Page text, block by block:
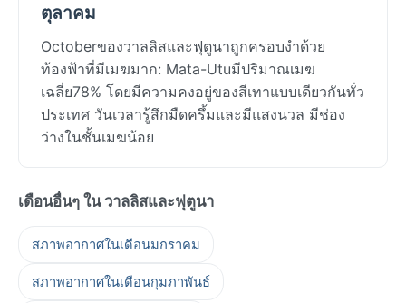
ตุลาคม
Octoberของวาลลิสและฟุตูนาถูกครอบงำด้วย
ท้องฟ้าที่มีเมฆมาก: Mata-Utuมีปริมาณเมฆ
เฉลี่ย78% โดยมีความคงอยู่ของสีเทาแบบเดียวกันทั่ว
ประเทศ วันเวลารู้สึกมืดครึ้มและมีแสงนวล มีช่อง
ว่างในชั้นเมฆน้อย
เดือนอื่นๆ ใน วาลลิสและฟุตูนา
สภาพอากาศในเดือนมกราคม
สภาพอากาศในเดือนกุมภาพันธ์